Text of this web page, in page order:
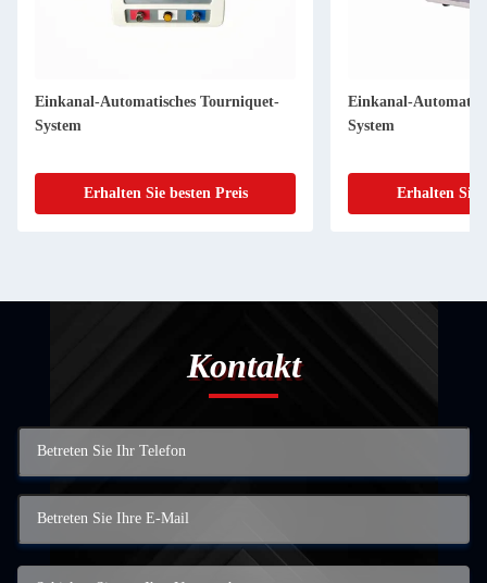
Einkanal-Automatisches Tourniquet-
System
Erhalten Sie besten Preis
Einkanal-
System
Erhalten Sie
Kontakt